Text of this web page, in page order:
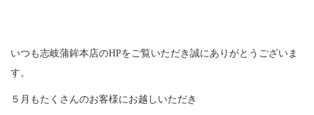
FOLLOW US
いつも志岐蒲鉾本店のHPをご覧いただき誠にありがとうございま
す。
５月もたくさんのお客様にお越しいただき